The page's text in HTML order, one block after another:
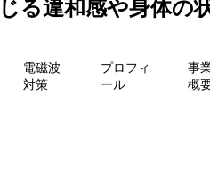
る違和感や身体の
電磁波
対策
プロフィ
ール
事
概